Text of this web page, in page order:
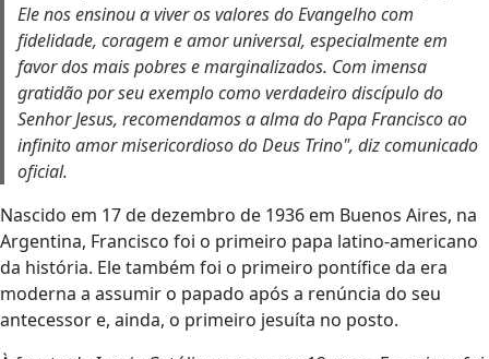
Água Preta News
Atualizado:
21/04/2025 06:46
21/04/2025 06:41
A-
A+